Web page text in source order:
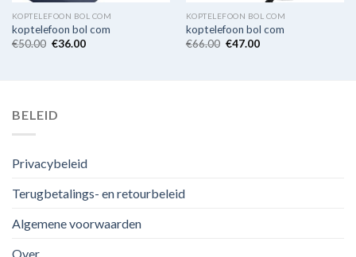
KOPTELEFOON BOL COM
koptelefoon bol com
€50.00 €36.00
KOPTELEFOON BOL COM
koptelefoon bol com
€66.00 €47.00
BELEID
Privacybeleid
Terugbetalings- en retourbeleid
Algemene voorwaarden
Over